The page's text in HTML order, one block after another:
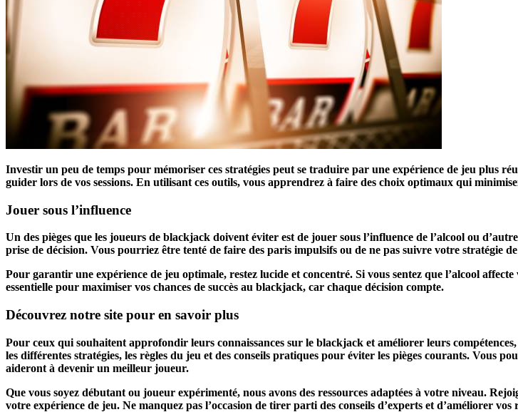
Investir un peu de temps pour mémoriser ces stratégies peut se traduire par une expérience de jeu plus
guider lors de vos sessions. En utilisant ces outils, vous apprendrez à faire des choix optimaux qui
Jouer sous l’influence
Un des pièges que les joueurs de blackjack doivent éviter est de jouer sous l’influence de l’alcool ou
prise de décision. Vous pourriez être tenté de faire des paris impulsifs ou de ne pas suivre votre stratégie
Pour garantir une expérience de jeu optimale, restez lucide et concentré. Si vous sentez que l’alcool
essentielle pour maximiser vos chances de succès au blackjack, car chaque décision compte.
Découvrez notre site pour en savoir plus
Pour ceux qui souhaitent approfondir leurs connaissances sur le blackjack et améliorer leurs
les différentes stratégies, les règles du jeu et des conseils pratiques pour éviter les pièges courants. Vous
aideront à devenir un meilleur joueur.
Que vous soyez débutant ou joueur expérimenté, nous avons des ressources adaptées à votre niveau.
votre expérience de jeu. Ne manquez pas l’occasion de tirer parti des conseils d’experts et d’améliorer vos